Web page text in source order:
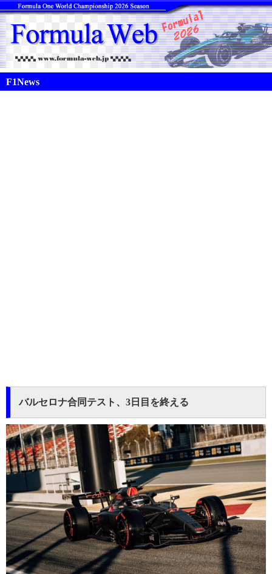
F1News
バルセロナ合同テスト、3日目を終える